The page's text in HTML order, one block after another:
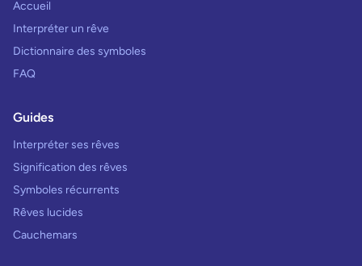
Accueil
Interpréter un rêve
Dictionnaire des symboles
FAQ
Guides
Interpréter ses rêves
Signification des rêves
Symboles récurrents
Rêves lucides
Cauchemars